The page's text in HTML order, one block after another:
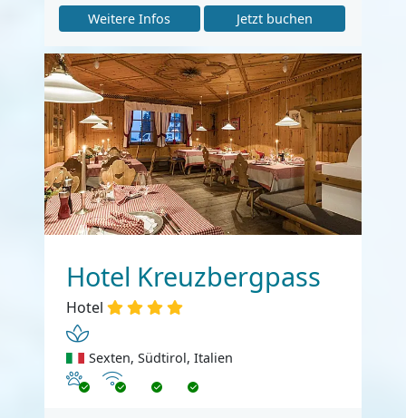
Weitere Infos
Jetzt buchen
Hotel Kreuzbergpass
Hotel
Sexten, Südtirol, Italien
Haustiere erlaubt
Internet